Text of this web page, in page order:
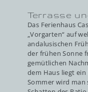
Terrasse
Das Ferienhaus
„Vorgarten“ auf
andalusischen
der frühen Sonne
gemütlichen
dem Haus liegt
Sommer wird man